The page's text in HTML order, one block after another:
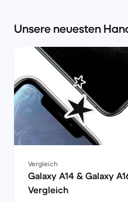
Unsere neuesten
Vergleich
Galaxy A14 & Galaxy
Vergleich